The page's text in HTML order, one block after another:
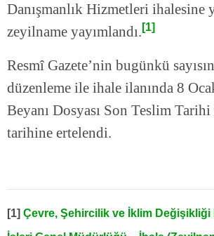
Danışmanlık Hizmetleri ihalesine
zeyilname yayımlandı. [1]
Resmî Gazete’nin bugünkü
düzenleme ile ihale ilanında 8
Beyanı Dosyası Son Teslim
tarihine ertelendi.
[1] Çevre, Şehircilik ve İklim Değişikliği